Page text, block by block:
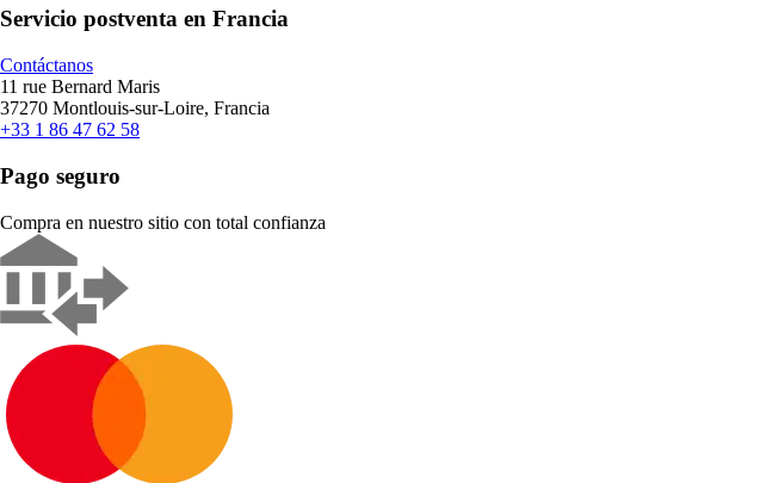
Servicio postventa en Francia
Contáctanos
11 rue Bernard Maris
37270 Montlouis-sur-Loire, Francia
+33 1 86 47 62 58
Pago seguro
Compra en nuestro sitio con total confianza